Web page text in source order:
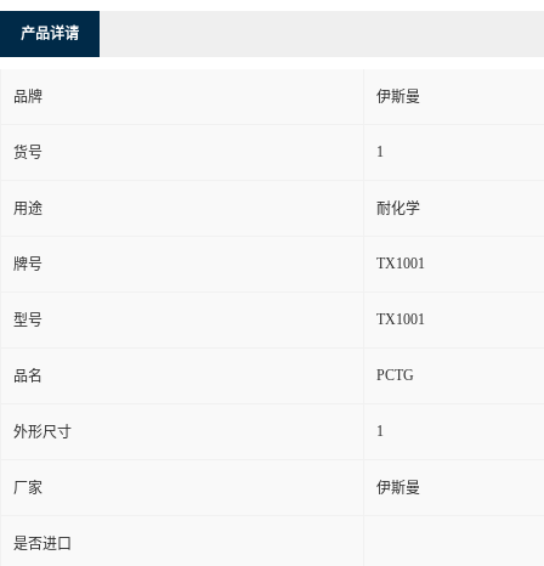
产品详请
品牌 伊斯曼
货号 1
用途 耐化学
牌号 TX1001
型号 TX1001
品名 PCTG
外形尺寸 1
厂家 伊斯曼
是否进口